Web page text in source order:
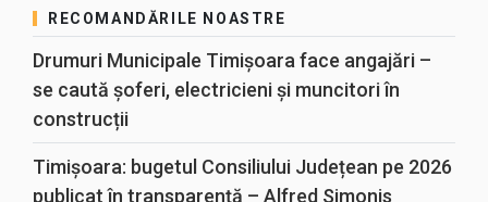
RECOMANDĂRILE NOASTRE
Drumuri Municipale Timișoara face angajări –
se caută șoferi, electricieni și muncitori în
construcții
Timișoara: bugetul Consiliului Județean pe 2026
publicat în transparență – Alfred Simonis